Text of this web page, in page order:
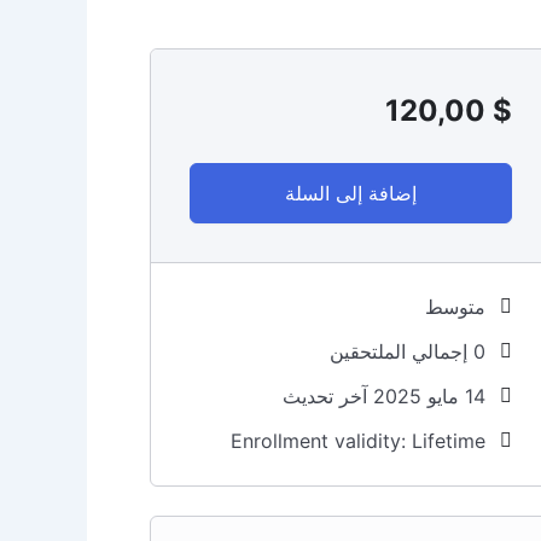
120,00 $
إضافة إلى السلة
متوسط
0 إجمالي الملتحقين
14 مايو 2025 آخر تحديث
Enrollment validity: Lifetime